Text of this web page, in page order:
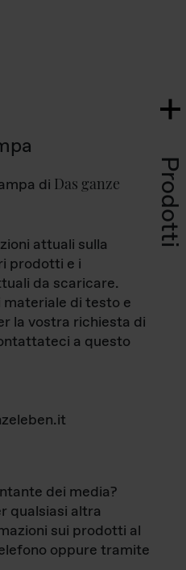
Prodotti
di Das ganze
attuali sulla
prodotti e i
da scaricare.
di testo e
la vostra richiesta di
a questo
dei media?
qualsiasi altra
sui prodotti al
oppure tramite